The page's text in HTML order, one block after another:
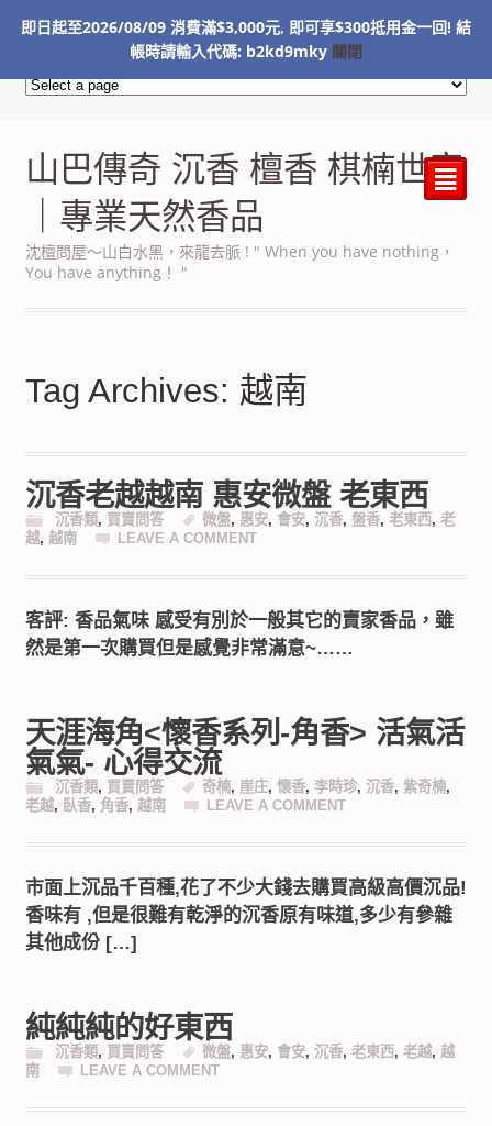
山巴傳奇 沉香 檀香 棋楠世家
｜專業天然香品
沈檀問屋～山白水黑，來龍去脈 ! " When you have nothing，
You have anything！ "
²
Tag Archives: 越南
沉香老越越南 惠安微盤 老東西
沉香類, 買賣問答 微盤, 惠安, 會安, 沉香, 盤香, 老東西, 老
越, 越南 LEAVE A COMMENT
客評: 香品氣味 感受有別於一般其它的賣家香品，雖
然是第一次購買但是感覺非常滿意~……
天涯海角<懷香系列-角香> 活氣活
氣氣- 心得交流
沉香類, 買賣問答 奇楠, 崖庄, 懷香, 李時珍, 沉香, 紫奇楠,
老越, 臥香, 角香, 越南 LEAVE A COMMENT
市面上沉品千百種,花了不少大錢去購買高級高價沉品!
香味有 ,但是很難有乾淨的沉香原有味道,多少有參雜
其他成份 […]
純純純的好東西
沉香類, 買賣問答 微盤, 惠安, 會安, 沉香, 老東西, 老越, 越
南
LEAVE A COMMENT
即日起至2026/08/09 消費滿$3,000元, 即可享$300抵用金一回! 結
帳時請輸入代碼: b2kd9mky 關閉